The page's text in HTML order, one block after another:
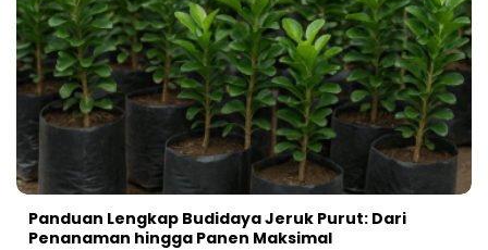
Panduan Lengkap Budidaya Jeruk Purut: Dari
Penanaman hingga Panen Maksimal